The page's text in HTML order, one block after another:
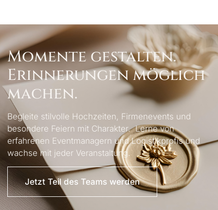
Momente gestalten.
Erinnerungen möglich
machen.
Begleite stilvolle Hochzeiten, Firmenevents und
besondere Feiern mit Charakter. Lerne von
erfahrenen Eventmanagern und Logistikprofis und
wachse mit jeder Veranstaltung.
Jetzt Teil des Teams werden